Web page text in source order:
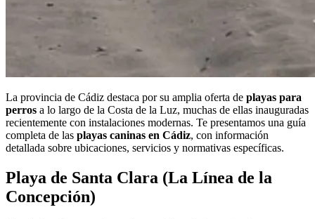
La provincia de Cádiz destaca por su amplia oferta de playas para
perros a lo largo de la Costa de la Luz, muchas de ellas inauguradas
recientemente con instalaciones modernas. Te presentamos una guía
completa de las playas caninas en Cádiz, con información
detallada sobre ubicaciones, servicios y normativas específicas.
Playa de Santa Clara (La Línea de la
Concepción)